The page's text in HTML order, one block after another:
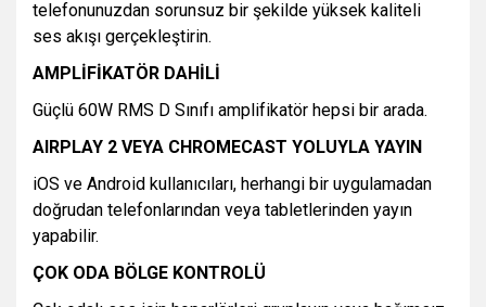
telefonunuzdan sorunsuz bir şekilde yüksek kaliteli
ses akışı gerçekleştirin.
AMPLİFİKATÖR DAHİLİ
Güçlü 60W RMS D Sınıfı amplifikatör hepsi bir arada.
AIRPLAY 2 VEYA CHROMECAST YOLUYLA YAYIN
iOS ve Android kullanıcıları, herhangi bir uygulamadan
doğrudan telefonlarından veya tabletlerinden yayın
yapabilir.
ÇOK ODA BÖLGE KONTROLÜ